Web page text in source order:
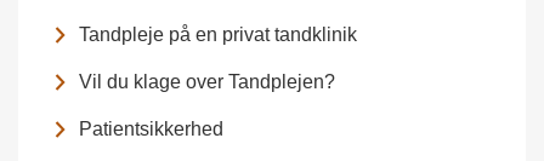
Tandpleje på en privat tandklinik
Vil du klage over Tandplejen?
Patientsikkerhed